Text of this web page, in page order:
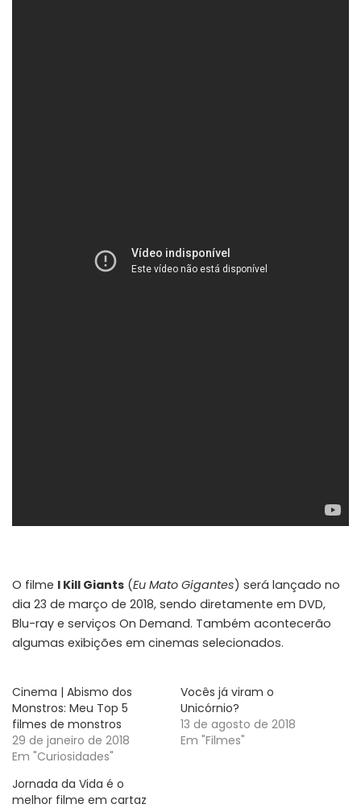
O filme I Kill Giants (Eu Mato Gigantes) será lançado no
dia 23 de março de 2018, sendo diretamente em DVD,
Blu-ray e serviços On Demand. Também acontecerão
algumas exibições em cinemas selecionados.
Cinema | Abismo dos
Monstros: Meu Top 5
filmes de monstros
29 de janeiro de 2018
Em "Curiosidades"
Vocês já viram o
Unicórnio?
13 de agosto de 2018
Em "Filmes"
Jornada da Vida é o
melhor filme em cartaz